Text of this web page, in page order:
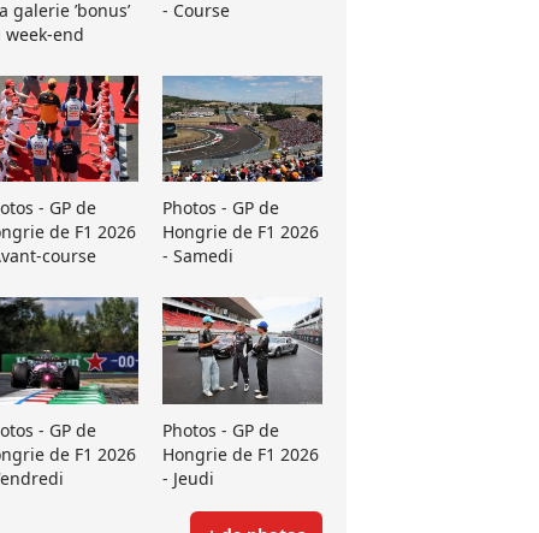
galerie ’bonus’
week-end
- Course
- GP de
de F1 2026
course
Photos - GP de
Hongrie de F1 2026
- Samedi
- GP de
de F1 2026
Photos - GP de
Hongrie de F1 2026
- Jeudi